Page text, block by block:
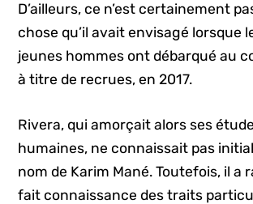
D’ailleurs, ce n’est certainement
chose qu’il avait envisagé lorsque
jeunes hommes ont débarqué au
à titre de recrues, en 2017.
Rivera, qui amorçait alors ses
humaines, ne connaissait pas
nom de Karim Mané. Toutefois, il a
fait connaissance des traits